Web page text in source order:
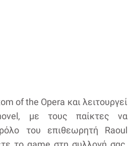
of the Opera και λειτουργεί
με τους παίκτες να
του επιθεωρητή Raoul